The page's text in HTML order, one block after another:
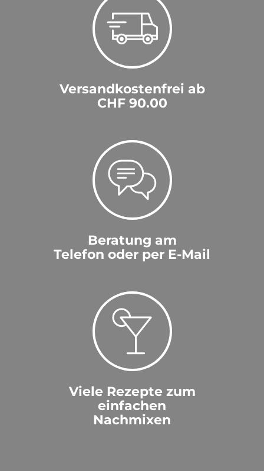
Versandkostenfrei ab
CHF 90.00
Beratung am
Telefon oder per E-Mail
Viele Rezepte zum
einfachen
Nachmixen